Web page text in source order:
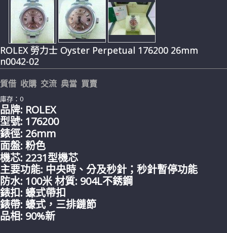
ROLEX 勞力士 Oyster Perpetual 176200 26mm
n0042-02
質借 收購 交流 典當 買賣
庫存：0
品牌: ROLEX
型號: 176200
錶徑: 26mm
面盤: 粉色
機芯: 2231型機芯
主要功能: 中央時、分及秒針；秒針暫停功能
防水: 100米 材質: 904L不銹鋼
錶扣: 蠔式帶扣
錶帶: 蠔式，三排鏈節
品相: 90%新